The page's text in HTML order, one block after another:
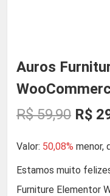
Auros
R$59,90 O
p
r
R$
Valor: 50,08% menor,
Estamos muito
Furniture Elementor